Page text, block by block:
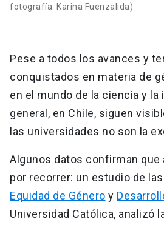
fotografía: Karina Fuenzalida)
Pese a todos los avances y
conquistados en materia de
en el mundo de la ciencia y la
general, en Chile, siguen
las universidades no son la
Algunos datos confirman que
por recorrer: un estudio de
Equidad de Género y
Universidad Católica, analizó